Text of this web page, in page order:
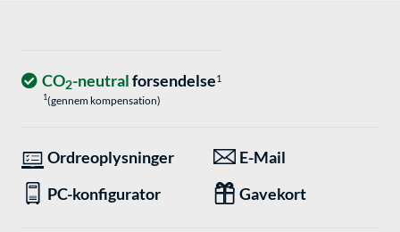
CO2-neutralforsendelse1
1(gennem kompensation)
Ordreoplysninger
E-Mail
PC-konfigurator
Gavekort